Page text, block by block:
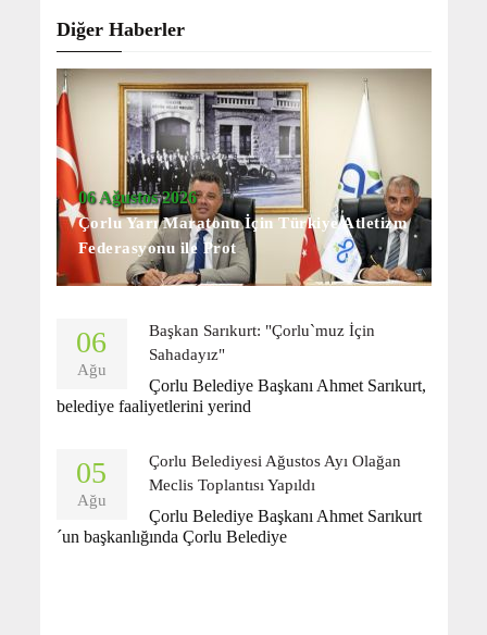
Diğer Haberler
06 Ağustos 2026
Çorlu Yarı Maratonu İçin Türkiye Atletizm
Federasyonu ile Prot
06
Ağu
Başkan Sarıkurt: "Çorlu`muz İçin
Sahadayız"
Çorlu Belediye Başkanı Ahmet Sarıkurt,
belediye faaliyetlerini yerind
05
Ağu
Çorlu Belediyesi Ağustos Ayı Olağan
Meclis Toplantısı Yapıldı
Çorlu Belediye Başkanı Ahmet Sarıkurt
´un başkanlığında Çorlu Belediye